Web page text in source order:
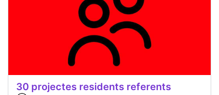
30 projectes residents referents